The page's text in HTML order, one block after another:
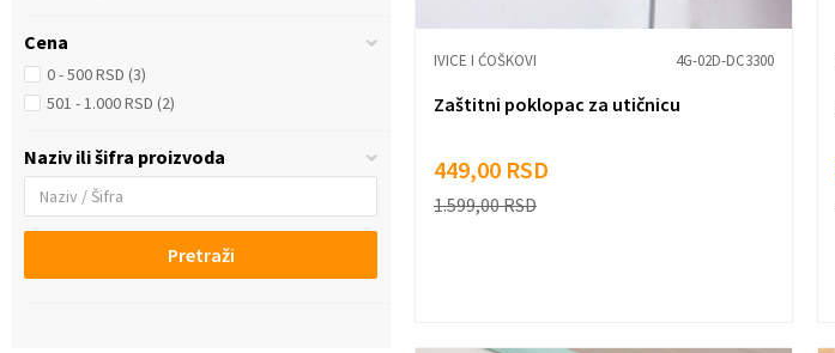
Cena
0 - 500 RSD (3)
501 - 1.000 RSD (2)
Naziv ili šifra proizvoda
Pretraži
IVICE I ĆOŠKOVI 4G-02D-DC3300
Zaštitni poklopac za utičnicu
449,00 RSD
1.599,00RSD